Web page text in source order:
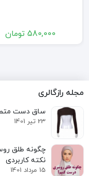
580,000 تومان
مجله رازگالری
ساق دست
23 تیر 1401
نکته کاربردی
15 مرداد 1401